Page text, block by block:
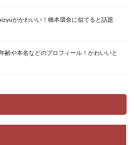
がかわいい！橋本環奈に似てると話題
齢や本名などのプロフィール！かわいいと